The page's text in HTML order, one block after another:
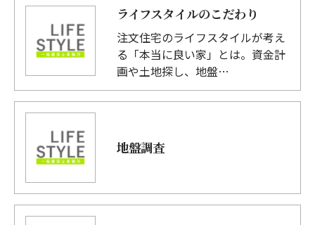
ライフスタイルのこだわり
注文住宅のライフスタイルが考え
る「本当に良い家」とは。資金計
画や土地探し、地盤…
地盤調査